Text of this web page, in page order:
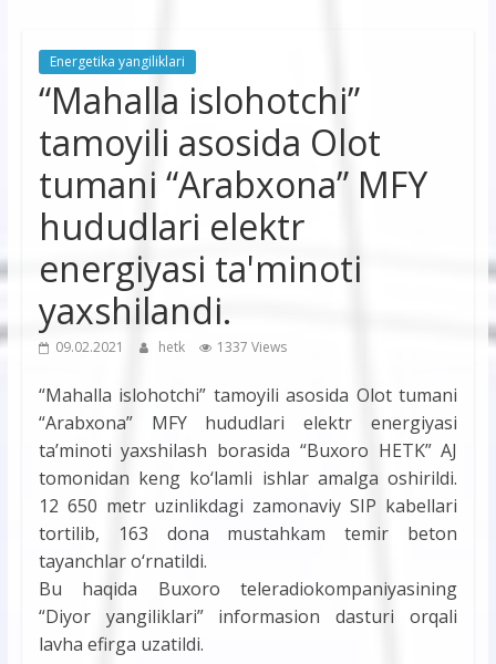
korxonasi”
Energetika yangiliklari
“Mahalla islohotchi”
tamoyili asosida Olot
tumani “Arabxona” MFY
hududlari elektr
energiyasi ta'minoti
yaxshilandi.
09.02.2021 hetk 1337 Views
“Mahalla islohotchi” tamoyili asosida Olot tumani
“Arabxona” MFY hududlari elektr energiyasi
ta’minoti yaxshilash borasida “Buxoro HETK” AJ
tomonidan keng ko‘lamli ishlar amalga oshirildi.
12 650 metr uzinlikdagi zamonaviy SIP kabellari
tortilib, 163 dona mustahkam temir beton
tayanchlar o‘rnatildi.
Bu haqida Buxoro teleradiokompaniyasining
“Diyor yangiliklari” informasion dasturi orqali
lavha efirga uzatildi.